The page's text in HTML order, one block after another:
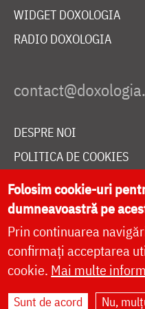
WIDGET DOXOLOGIA
RADIO DOXOLOGIA
DESPRE NOI
POLITICA DE COOKIES
DONEAZĂ ONLINE
LIVE
Site dezvoltat de
Folosim cookie-uri
dumneavoastră pe
Prin continuarea
confirmați acceptarea
cookie. Mai multe
Sunt de acord Nu,